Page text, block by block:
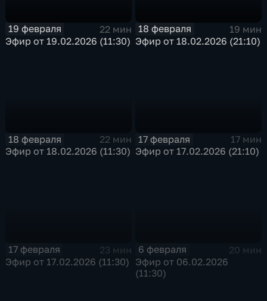
19 февраля
22 мин
Эфир от 19.02.2026 (11:30)
18 февраля
19 мин
Эфир от 18.02.2026 (21:10)
18 февраля
22 мин
Эфир от 18.02.2026 (11:30)
17 февраля
17 мин
Эфир от 17.02.2026 (21:10)
17 февраля
23 мин
Эфир от 17.02.2026 (11:30)
6 февраля
20 мин
Эфир от 06.02.2026
(11:30)